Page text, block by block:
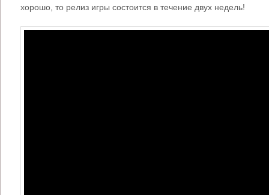
хорошо, то релиз игры состоится в течение двух недель!